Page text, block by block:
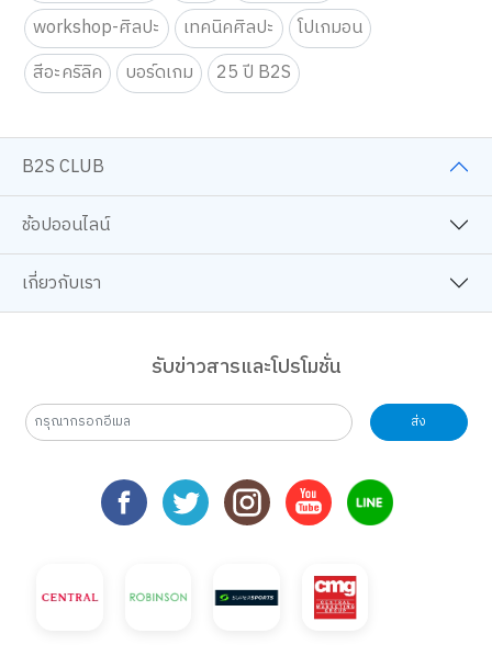
workshop-ศิลปะ
เทคนิคศิลปะ
โปเกมอน
สีอะคริลิค
บอร์ดเกม 25 ปี B2S
B2S CLUB
ช้อปออนไลน์
เกี่ยวกับเรา
รับข่าวสารและโปรโมชั่น
ส่ง